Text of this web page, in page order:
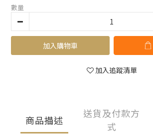
數量
加入購物車
加入追蹤清單
商品描述
送貨及付款方
式